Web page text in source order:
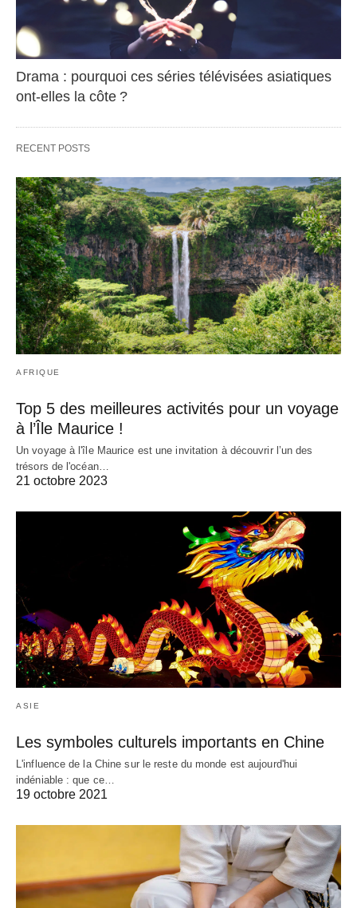
Drama : pourquoi ces séries télévisées asiatiques
ont-elles la côte ?
RECENT POSTS
AFRIQUE
Top 5 des meilleures activités pour un voyage
à l’Île Maurice !
Un voyage à l'île Maurice est une invitation à découvrir l’un des
trésors de l'océan…
21 octobre 2023
ASIE
Les symboles culturels importants en Chine
L'influence de la Chine sur le reste du monde est aujourd'hui
indéniable : que ce…
19 octobre 2021